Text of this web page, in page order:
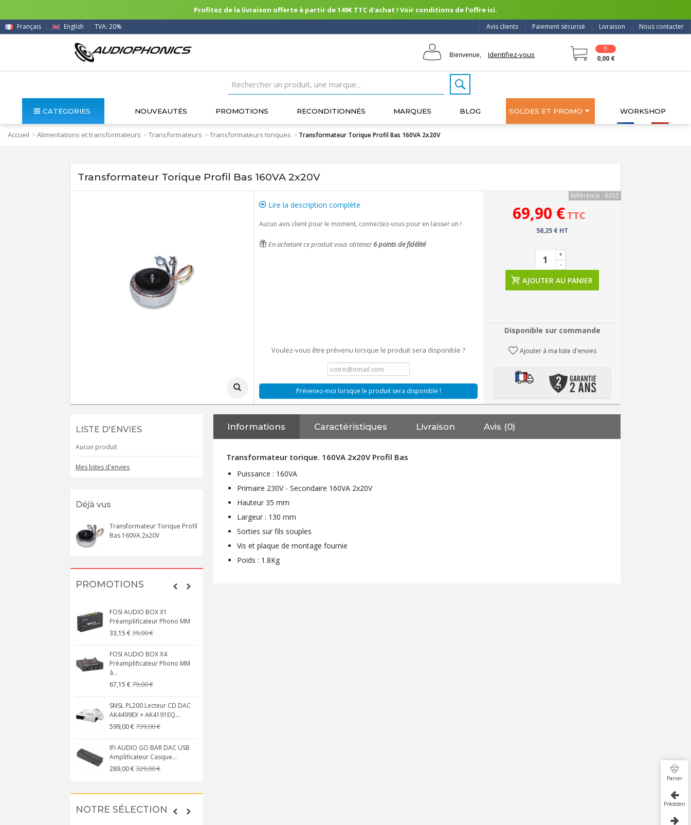
Profitez de la livraison offerte à partir de 149€ TTC d'achat ! Voir conditions de l'offre ici.
Nous contacter
Livraison
Paiement sécurisé
Avis clients
Français English TVA: 20%
Bienvenue, Identifiez-vous
0
0,00 €
CATÉGORIES NOUVEAUTÉS PROMOTIONS RECONDITIONNÉS MARQUES BLOG SOLDES ET PROMO WORKSHOP
Accueil >Alimentations et transformateurs >Transformateurs >Transformateurs toriques > Transformateur Torique Profil Bas 160VA 2x20V
Transformateur Torique Profil Bas 160VA 2x20V
Lire la description complète
Aucun avis client pour le moment, connectez-vous pour en laisser un !
En achetant ce produit vous obtenez 6points de fidélité
Voulez-vous être prévenu lorsque le produit sera disponible ?
Prévenez-moi lorsque le produit sera disponible !
Référence : 6355
69,90 € TTC
58,25 € HT
-
+
AJOUTER AU PANIER
Disponible sur commande
Ajouter à ma liste d'envies
LISTE D'ENVIES
Aucun produit
Mes listes d'envies
Déjà vus
Transformateur Torique Profil
Bas 160VA 2x20V
PROMOTIONS
FOSI AUDIO BOX X1
Préamplificateur Phono MM
33,15 €39,00 €
FOSI AUDIO BOX X4
Préamplificateur Phono MM
à...
67,15 €79,00 €
SMSL PL200 Lecteur CD DAC
AK4499EX + AK4191EQ...
599,00 €739,00 €
IFI AUDIO GO BAR DAC USB
Amplificateur Casque...
289,00 €329,00 €
NOTRE SÉLECTION
Informations Caractéristiques Livraison Avis (0)
Transformateur torique. 160VA 2x20V Profil Bas
Puissance : 160VA
Primaire 230V - Secondaire 160VA 2x20V
Hauteur 35 mm
Largeur : 130 mm
Sorties sur fils souples
Vis et plaque de montage fournie
Poids : 1.8Kg
Panier
Précédent